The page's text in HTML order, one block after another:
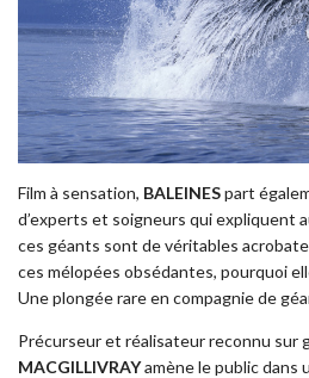
Film à sensation, BALEINESpart
d’experts et soigneurs qui expliquent
ces géants sont de véritables
ces mélopées obsédantes, pourquoi
Une plongée rare en compagnie de
Précurseur et réalisateur reconnu sur
MACGILLIVRAYamène le public dans